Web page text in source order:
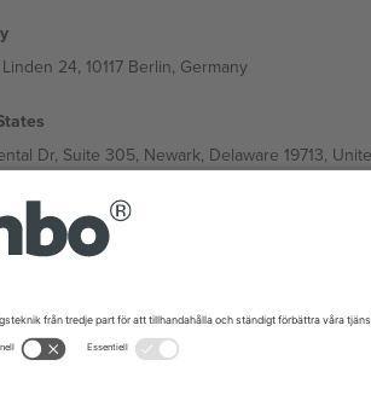
24, 10117 Berlin, Germany
Dr, Suite 305, Newark, Delaware 19713,
City West, bul Totleben 53-55, 1606 Sofia,
360, Roma Norte, Cuauhtémoc, 06700